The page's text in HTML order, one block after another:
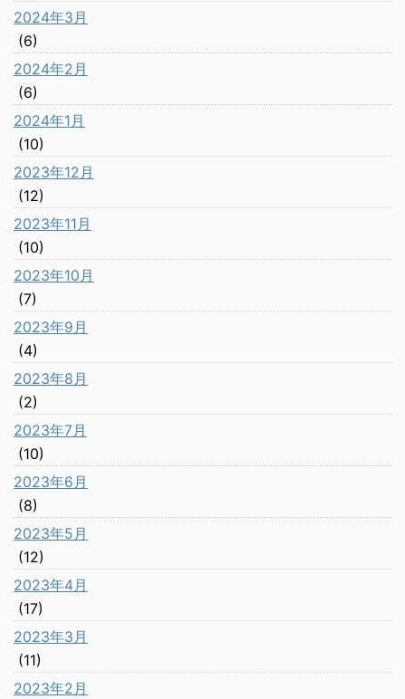
2024年3月
(6)
2024年2月
(6)
2024年1月
(10)
2023年12月
(12)
2023年11月
(10)
2023年10月
(7)
2023年9月
(4)
2023年8月
(2)
2023年7月
(10)
2023年6月
(8)
2023年5月
(12)
2023年4月
(17)
2023年3月
(11)
2023年2月